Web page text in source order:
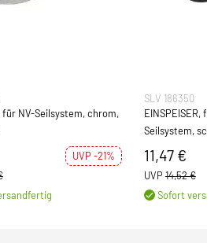
NV-Seilsystem, chrom,
UVP -21%
SLV 186350
EINSPEISER,
Seilsystem,
11,47 €
UVP 14,52 €
Sofort